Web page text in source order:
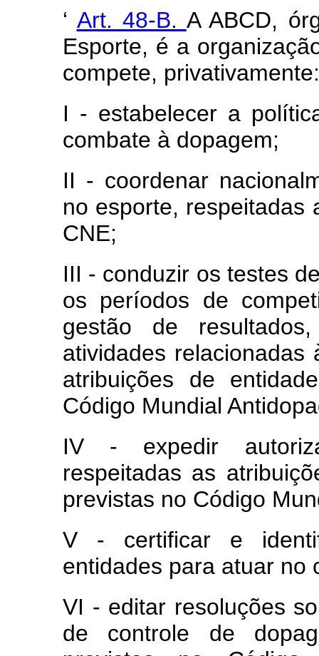
‘ Art. 48-B. A ABCD,
Esporte, é a
compete, privativamente:
I - estabelecer a
combate à dopagem;
II - coordenar
no esporte, respeitadas
CNE;
III - conduzir os testes
os períodos de
gestão de
atividades relacionadas
atribuições de
Código Mundial
IV - expedir
respeitadas as
previstas no Código
V - certificar e
entidades para atuar no
VI - editar resoluções
de controle de